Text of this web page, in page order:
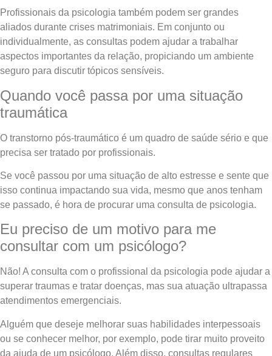
Profissionais da psicologia também podem ser grandes
aliados durante crises matrimoniais. Em conjunto ou
individualmente, as consultas podem ajudar a trabalhar
aspectos importantes da relação, propiciando um ambiente
seguro para discutir tópicos sensíveis.
Quando você passa por uma situação
traumática
O transtorno pós-traumático é um quadro de saúde sério e que
precisa ser tratado por profissionais.
Se você passou por uma situação de alto estresse e sente que
isso continua impactando sua vida, mesmo que anos tenham
se passado, é hora de procurar uma consulta de psicologia.
Eu preciso de um motivo para me
consultar com um psicólogo?
Não! A consulta com o profissional da psicologia pode ajudar a
superar traumas e tratar doenças, mas sua atuação ultrapassa
atendimentos emergenciais.
Alguém que deseje melhorar suas habilidades interpessoais
ou se conhecer melhor, por exemplo, pode tirar muito proveito
da ajuda de um psicólogo. Além disso, consultas regulares